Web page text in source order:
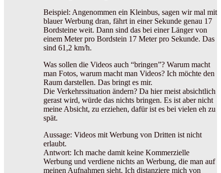
Beispiel: Angenommen ein Kleinbus, sagen wir mal mit
blauer Werbung dran, fährt in einer Sekunde genau 17
Bordsteine weit. Dann sind das bei einer Länger von
einem Meter pro Bordstein 17 Meter pro Sekunde. Das
sind 61,2 km/h.
Was sollen die Videos auch “bringen”? Warum macht
man Fotos, warum macht man Videos? Ich möchte den
Raum darstellen. Das bringt es mir.
Die Verkehrssituation ändern? Da hier meist absichtlich
gerast wird, würde das nichts bringen. Es ist aber nicht
meine Absicht, zu erziehen, dafür ist es bei vielen eh zu
spät.
Aussage: Videos mit Werbung von Dritten ist nicht
erlaubt.
Antwort: Ich mache damit keine Kommerzielle
Werbung und verdiene nichts an Werbung, die man auf
meinen Aufnahmen sieht. Ich distanziere mich von